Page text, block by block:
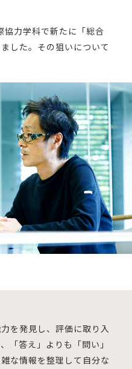
力学科で新たに「総合
した。その狙いについて
を発見し、評価に取り入
「答え」よりも「問い」
な情報を整理して自分な